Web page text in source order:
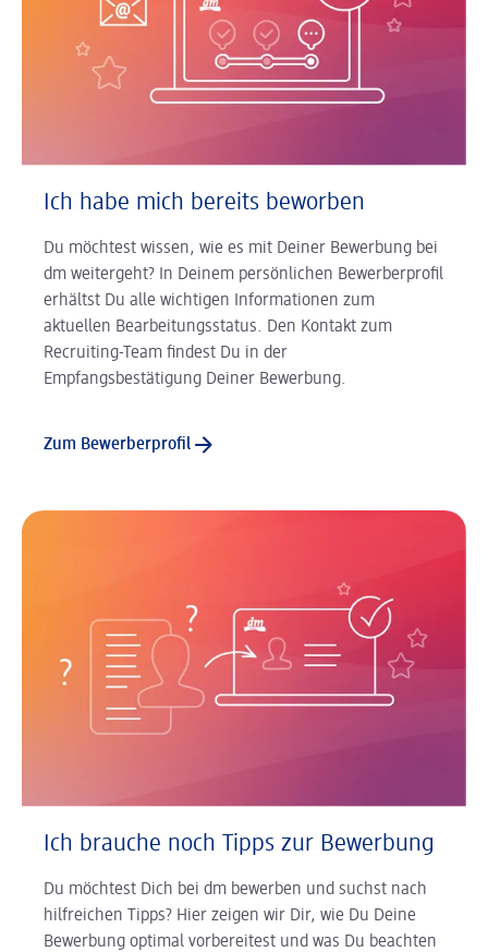
Ich habe mich bereits beworben
Du möchtest wissen, wie es mit Deiner Bewerbung bei
dm weitergeht? In Deinem persönlichen Bewerberprofil
erhältst Du alle wichtigen Informationen zum
aktuellen Bearbeitungsstatus. Den Kontakt zum
Recruiting-Team findest Du in der
Empfangsbestätigung Deiner Bewerbung.
Zum Bewerberprofil
Ich brauche noch Tipps zur Bewerbung
Du möchtest Dich bei dm bewerben und suchst nach
hilfreichen Tipps? Hier zeigen wir Dir, wie Du Deine
Bewerbung optimal vorbereitest und was Du beachten